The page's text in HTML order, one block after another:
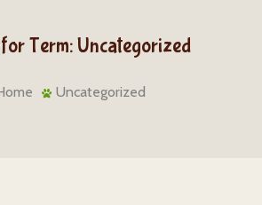
Term: Uncategorized
Uncategorized